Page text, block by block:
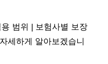
범위 | 보험사별 보장
세하게 알아보겠습니